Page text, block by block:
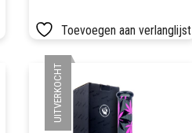
Toevoegen aan verlanglijst
UITVERKOCHT